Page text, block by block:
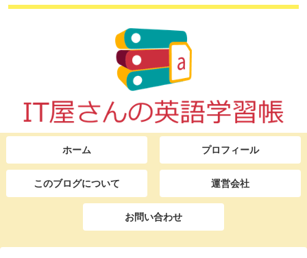
ホーム プロフィール
このブログについて 運営会社
お問い合わせ